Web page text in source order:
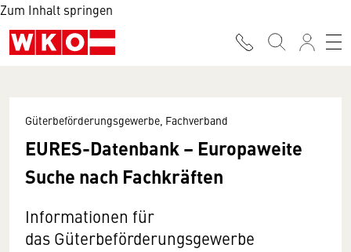
Zum Inhalt springen
Güterbeförderungsgewerbe, Fachverband
EURES-Datenbank – Europaweite
Suche nach Fachkräften
Informationen für
das Güterbeförderungsgewerbe